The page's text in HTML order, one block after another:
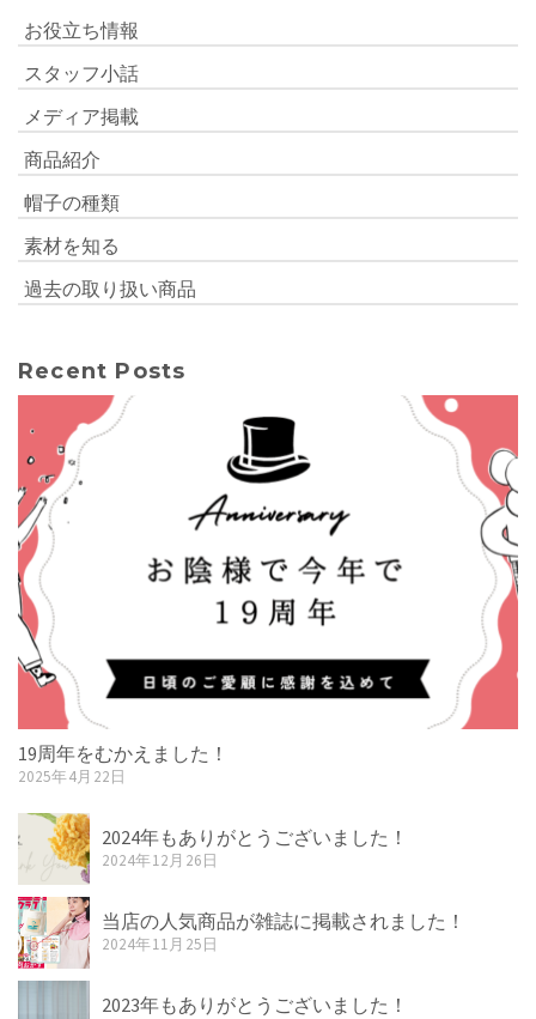
お役立ち情報
スタッフ小話
メディア掲載
商品紹介
帽子の種類
素材を知る
過去の取り扱い商品
Recent Posts
19周年をむかえました！
2025年4月22日
2024年もありがとうございました！
2024年12月26日
当店の人気商品が雑誌に掲載されました！
2024年11月25日
2023年もありがとうございました！